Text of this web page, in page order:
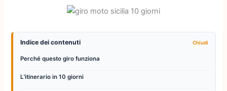
Indice dei contenuti
Perché questo giro funziona
L’itinerario in 10 giorni